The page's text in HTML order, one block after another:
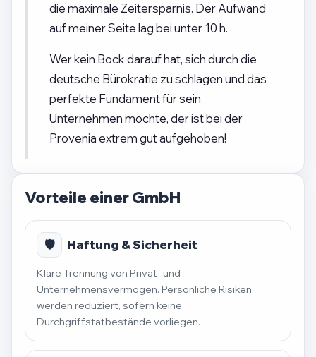
die maximale Zeitersparnis. Der Aufwand
auf meiner Seite lag bei unter 10 h.
Wer kein Bock darauf hat, sich durch die
deutsche Bürokratie zu schlagen und das
perfekte Fundament für sein
Unternehmen möchte, der ist bei der
Provenia extrem gut aufgehoben!
Vorteile einer GmbH
🛡️ Haftung & Sicherheit
Klare Trennung von Privat- und
Unternehmensvermögen. Persönliche Risiken
werden reduziert, sofern keine
Durchgriffstatbestände vorliegen.